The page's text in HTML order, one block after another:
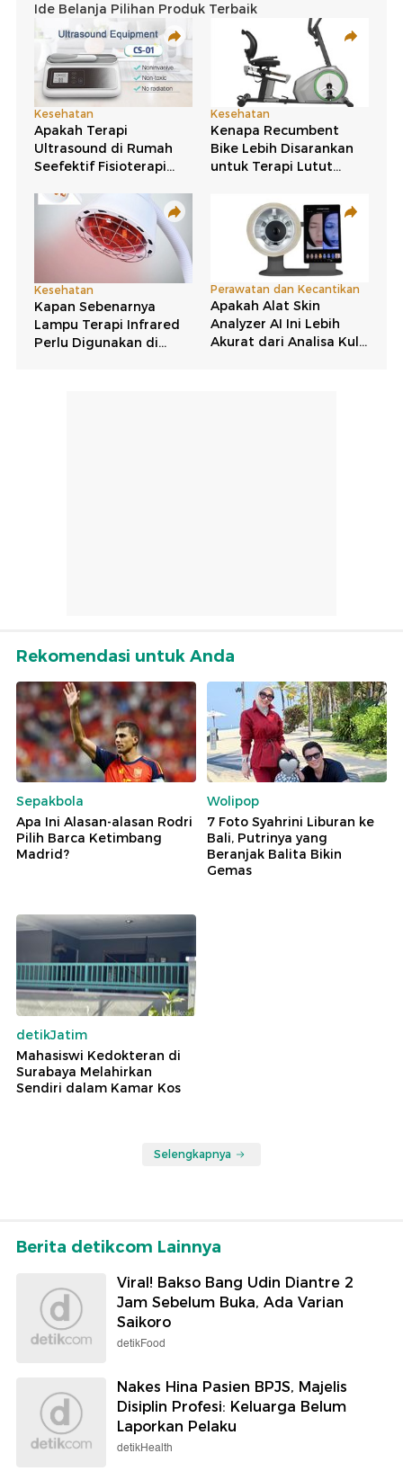
Rekomendasi untuk Anda
Sepakbola
Apa Ini Alasan-alasan Rodri
Pilih Barca Ketimbang
Madrid?
Wolipop
7 Foto Syahrini Liburan ke
Bali, Putrinya yang
Beranjak Balita Bikin
Gemas
detikJatim
Mahasiswi Kedokteran di
Surabaya Melahirkan
Sendiri dalam Kamar Kos
Selengkapnya
Berita detikcom Lainnya
Viral! Bakso Bang Udin Diantre 2
Jam Sebelum Buka, Ada Varian
Saikoro
detikFood
Nakes Hina Pasien BPJS, Majelis
Disiplin Profesi: Keluarga Belum
Laporkan Pelaku
detikHealth